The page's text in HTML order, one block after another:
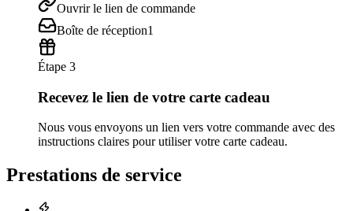
Ouvrir le lien de commande
Boîte de réception1
Étape 3
Recevez le lien de votre carte cadeau
Nous vous envoyons un lien vers votre commande avec des
instructions claires pour utiliser votre carte cadeau.
Prestations de service